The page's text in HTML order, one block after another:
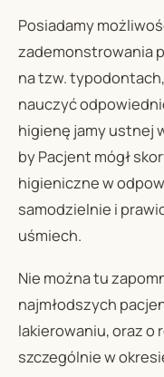
Posiadamy
zademonstrowania
na tzw.
nauczyć
higienę jamy ustnej
by Pacjent mógł
higieniczne w
samodzielnie i
uśmiech.
Nie można tu
najmłodszych
lakierowaniu, oraz o
szczególnie w